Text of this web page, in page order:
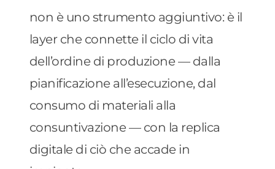
non è uno strumento aggiuntivo: è il
layer che connette il ciclo di vita
dell’ordine di produzione — dalla
pianificazione all’esecuzione, dal
consumo di materiali alla
consuntivazione — con la replica
digitale di ciò che accade in